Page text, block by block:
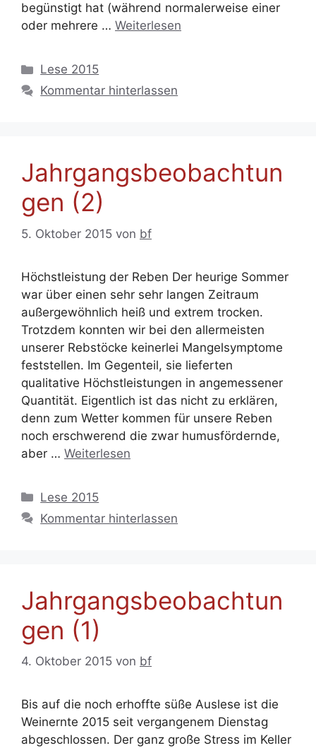
begünstigt hat (während normalerweise einer
oder mehrere … Weiterlesen
Kategorien
Lese 2015
Kommentar hinterlassen
Jahrgangsbeobachtun
gen (2)
5. Oktober 2015 von bf
Höchstleistung der Reben Der heurige Sommer
war über einen sehr sehr langen Zeitraum
außergewöhnlich heiß und extrem trocken.
Trotzdem konnten wir bei den allermeisten
unserer Rebstöcke keinerlei Mangelsymptome
feststellen. Im Gegenteil, sie lieferten
qualitative Höchstleistungen in angemessener
Quantität. Eigentlich ist das nicht zu erklären,
denn zum Wetter kommen für unsere Reben
noch erschwerend die zwar humusfördernde,
aber … Weiterlesen
Kategorien
Lese 2015
Kommentar hinterlassen
Jahrgangsbeobachtun
gen (1)
4. Oktober 2015 von bf
Bis auf die noch erhoffte süße Auslese ist die
Weinernte 2015 seit vergangenem Dienstag
abgeschlossen. Der ganz große Stress im Keller